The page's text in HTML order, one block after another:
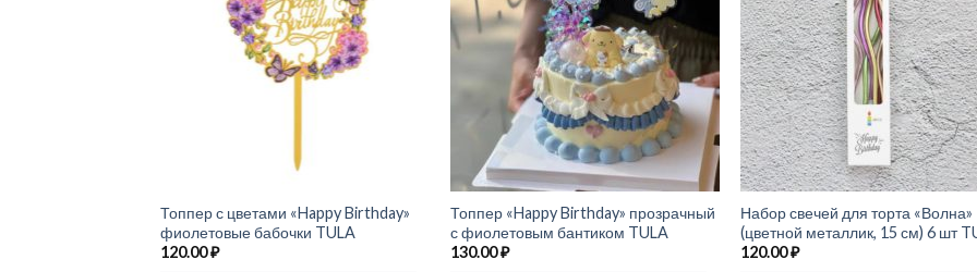
Топпер с цветами «Happy Birthday»
фиолетовые бабочки TULA
120.00₽
Топпер «Happy Birthday» прозрачный
с фиолетовым бантиком TULA
130.00₽
Набор свечей для торта «Волна»
(цветной металлик, 15 см) 6 шт
120.00₽